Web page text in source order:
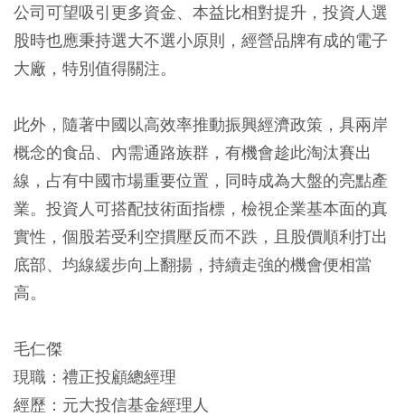
公司可望吸引更多資金、本益比相對提升，投資人選
股時也應秉持選大不選小原則，經營品牌有成的電子
大廠，特別值得關注。
此外，隨著中國以高效率推動振興經濟政策，具兩岸
概念的食品、內需通路族群，有機會趁此淘汰賽出
線，占有中國市場重要位置，同時成為大盤的亮點產
業。投資人可搭配技術面指標，檢視企業基本面的真
實性，個股若受利空摜壓反而不跌，且股價順利打出
底部、均線緩步向上翻揚，持續走強的機會便相當
高。
毛仁傑
現職：禮正投顧總經理
經歷：元大投信基金經理人